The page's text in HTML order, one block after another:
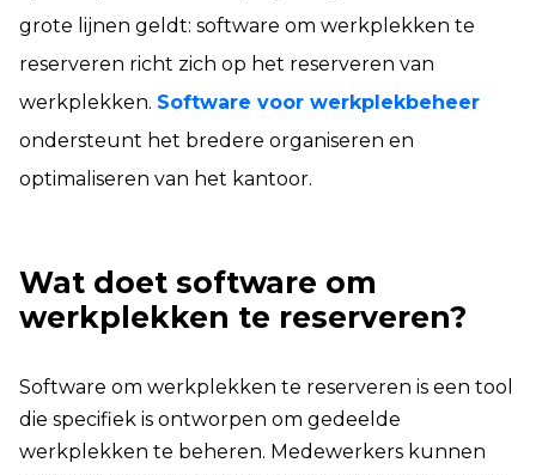
grote lijnen geldt: software om werkplekken te
reserveren richt zich op het reserveren van
werkplekken. Software voor werkplekbeheer
ondersteunt het bredere organiseren en
optimaliseren van het kantoor.
Wat doet software om
werkplekken te reserveren?
Software om werkplekken te reserveren is een tool
die specifiek is ontworpen om gedeelde
werkplekken te beheren. Medewerkers kunnen